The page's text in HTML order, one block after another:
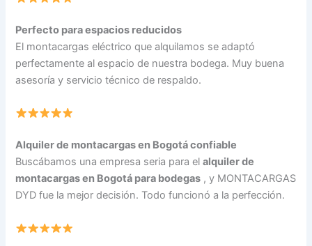
Perfecto para espacios reducidos
El montacargas eléctrico que alquilamos se adaptó
perfectamente al espacio de nuestra bodega. Muy buena
asesoría y servicio técnico de respaldo.
Alquiler de montacargas en Bogotá confiable
Buscábamos una empresa seria para elalquiler de
montacargas en Bogotá para bodegas , y MONTACARGAS
DYD fue la mejor decisión. Todo funcionó a la perfección.